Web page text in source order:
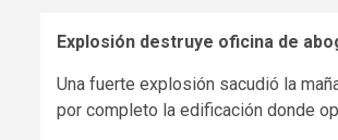
Explosión destruye oficina de
Una fuerte explosión sacudió la
por completo la edificación donde